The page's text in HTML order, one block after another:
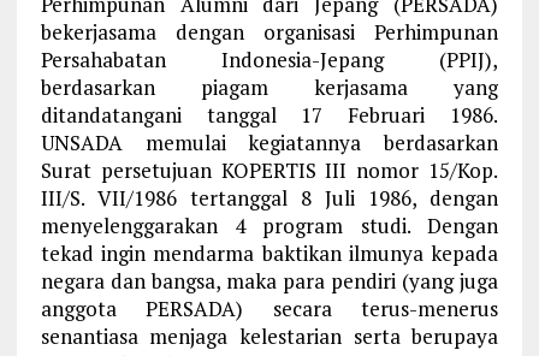
bekerjasama dengan organisasi Perhimpunan
Persahabatan Indonesia-Jepang (PPIJ),
berdasarkan piagam kerjasama yang
ditandatangani tanggal 17 Februari 1986.
UNSADA memulai kegiatannya berdasarkan
Surat persetujuan KOPERTIS III nomor 15/Kop.
III/S. VII/1986 tertanggal 8 Juli 1986, dengan
menyelenggarakan 4 program studi. Dengan
tekad ingin mendarma baktikan ilmunya kepada
negara dan bangsa, maka para pendiri (yang juga
anggota PERSADA) secara terus-menerus
senantiasa menjaga kelestarian serta berupaya